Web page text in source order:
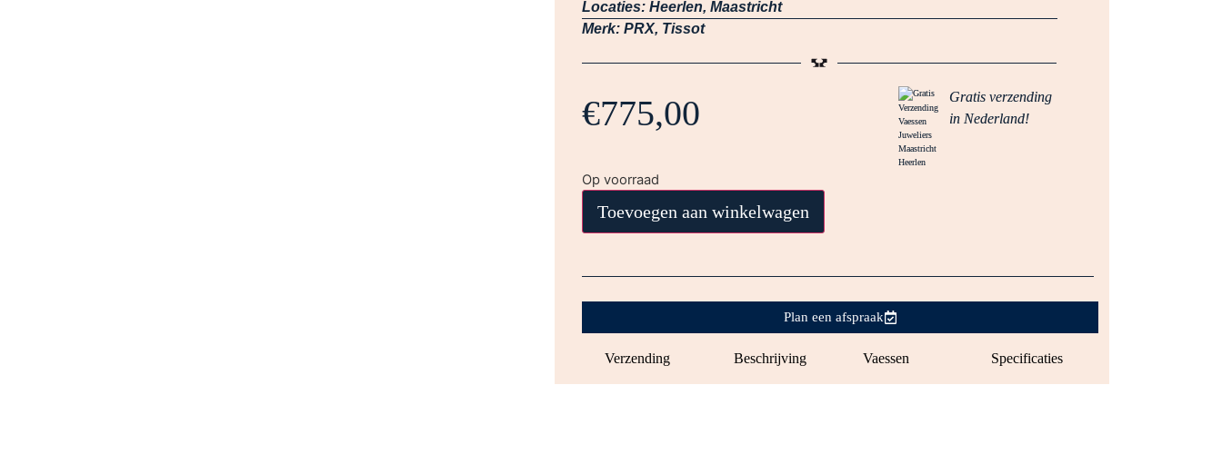
Locaties: Heerlen, Maastricht
Merk: PRX, Tissot
€775,00
Gratis verzending
in Nederland!
Op voorraad
Toevoegen aan winkelwagen
Plan een afspraak
Verzending Beschrijving Vaessen Specificaties